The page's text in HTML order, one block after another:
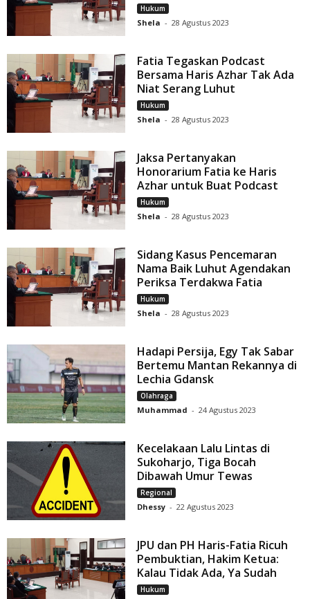
Hukum
Shela - 28 Agustus 2023
Fatia Tegaskan Podcast
Bersama Haris Azhar Tak Ada
Niat Serang Luhut
Hukum
Shela - 28 Agustus 2023
Jaksa Pertanyakan
Honorarium Fatia ke Haris
Azhar untuk Buat Podcast
Hukum
Shela - 28 Agustus 2023
Sidang Kasus Pencemaran
Nama Baik Luhut Agendakan
Periksa Terdakwa Fatia
Hukum
Shela - 28 Agustus 2023
Hadapi Persija, Egy Tak Sabar
Bertemu Mantan Rekannya di
Lechia Gdansk
Olahraga
Muhammad - 24 Agustus 2023
Kecelakaan Lalu Lintas di
Sukoharjo, Tiga Bocah
Dibawah Umur Tewas
Regional
Dhessy - 22 Agustus 2023
JPU dan PH Haris-Fatia Ricuh
Pembuktian, Hakim Ketua:
Kalau Tidak Ada, Ya Sudah
Hukum